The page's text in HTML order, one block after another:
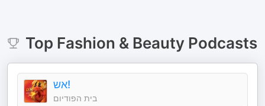
Top Fashion & BeautyPodcasts
אש!
בית הפודיום